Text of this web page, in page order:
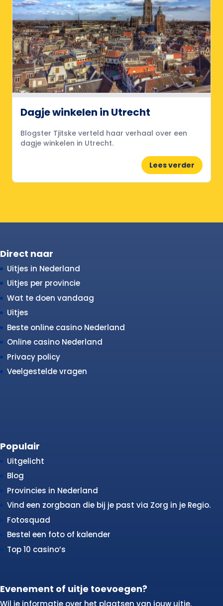
Dagje winkelen in Utrecht
Blogster Tjitske verteld haar verhaal over een
dagje winkelen in Utrecht.
Lees verder
Direct naar
Uitjes in Nederland
Uitjes per provincie
Wat te doen vandaag
Uitjes
Beste online casino Nederland
Online casino Nederland
Privacy policy
Veelgestelde vragen
Populair
Uitgelicht
Blog
Provincies in Nederland
Vind een zorgbaan die bij je past via Zorg in je Regio.
Fotosquad
Bestel een foto of kalender
Top 10 casino’s
Evenement of uitje toevoegen?
Wil je informatie over het plaatsen van jouw uitje,